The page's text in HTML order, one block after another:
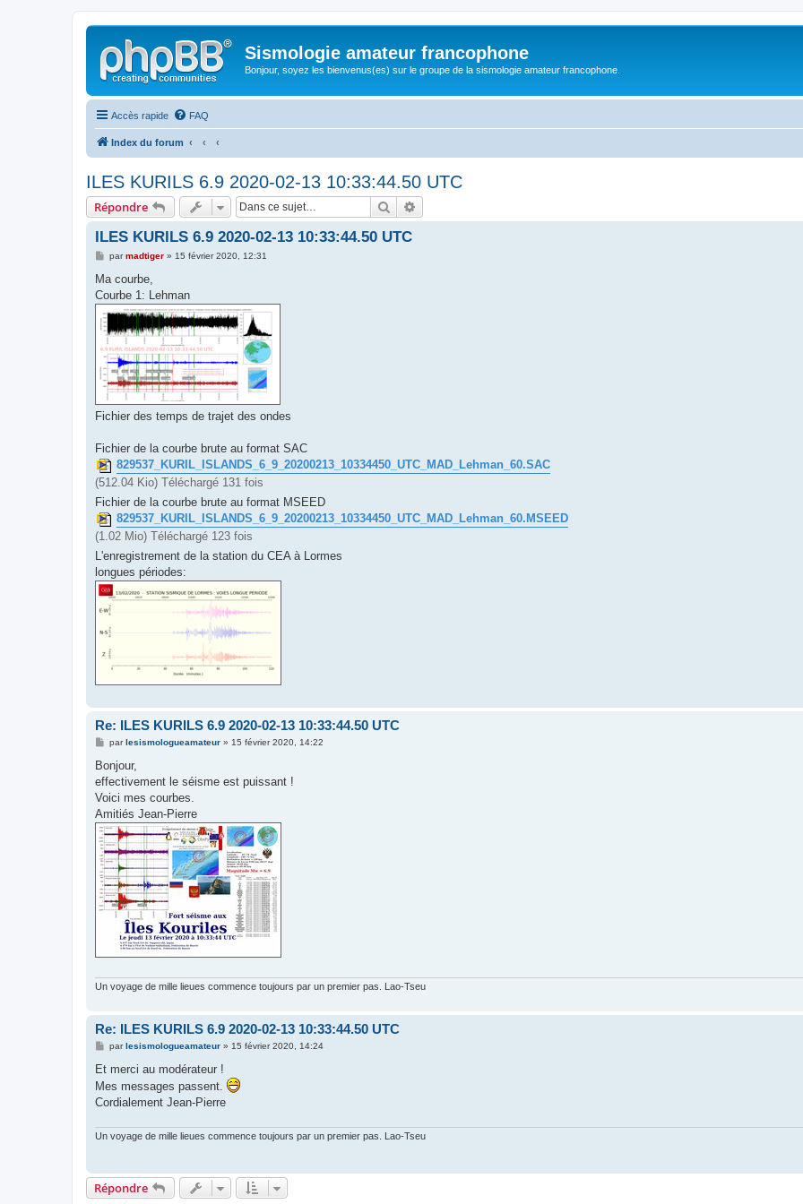
Sismologie amateur francophone
Bonjour, soyez les bienvenus(es) sur le groupe de la sismologie amateur francophone.
Accès rapide FAQ
Index du forum
ILES KURILS 6.9 2020-02-13 10:33:44.50 UTC
Répondre Rechercher
ILES KURILS 6.9 2020-02-13 10:33:44.50 UTC
M
s
a
e
parmadtiger» 15 février 2020, 12:31
Ma courbe,
Courbe 1: Lehman
Fichier des temps de trajet des ondes
Fichier de la courbe brute au format SAC
829537_KURIL_ISLANDS_6_9_20200213_10334450_UTC_MAD_Lehman_60.SAC
(512.04 Kio) Téléchargé 131 fois
Fichier de la courbe brute au format MSEED
829537_KURIL_ISLANDS_6_9_20200213_10334450_UTC_MAD_Lehman_60.MSEED
(1.02 Mio) Téléchargé 123 fois
L'enregistrement de la station du CEA à Lormes
longues périodes:
Re: ILES KURILS 6.9 2020-02-13 10:33:44.50 UTC
M
s
a
g
parlesismologueamateur» 15 février 2020, 14:22
Bonjour,
effectivement le séisme est puissant !
Voici mes courbes.
Amitiés Jean-Pierre
Un voyage de mille lieues commence toujours par un premier pas. Lao-Tseu
Re: ILES KURILS 6.9 2020-02-13 10:33:44.50 UTC
M
s
a
g
e
parlesismologueamateur» 15 février 2020, 14:24
Et merci au modérateur !
Mes messages passent.
Cordialement Jean-Pierre
Un voyage de mille lieues commence toujours par un premier pas. Lao-Tseu
Répondre